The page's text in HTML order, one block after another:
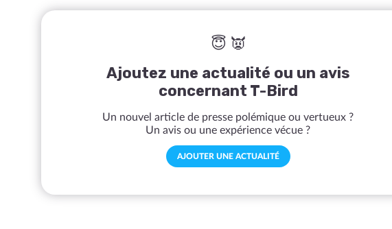
😇 👿
Ajoutez une actualité ou un avis
concernant T-Bird
Un nouvel article de presse polémique ou vertueux ?
Un avis ou une expérience vécue ?
AJOUTER UNE ACTUALITÉ